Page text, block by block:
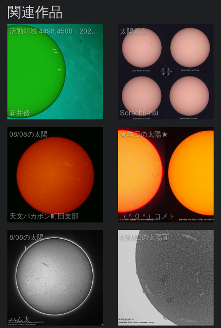
関連作品
活動領域 4498,4500：2026/08/08
新井優
太陽黒点
Sorachu-hai
08/08の太陽
天文バカボン町田支部
★本日の太陽★
（＾０＾）コメト
8/08の太陽
ハム太
8月8日の太陽面
ta-o